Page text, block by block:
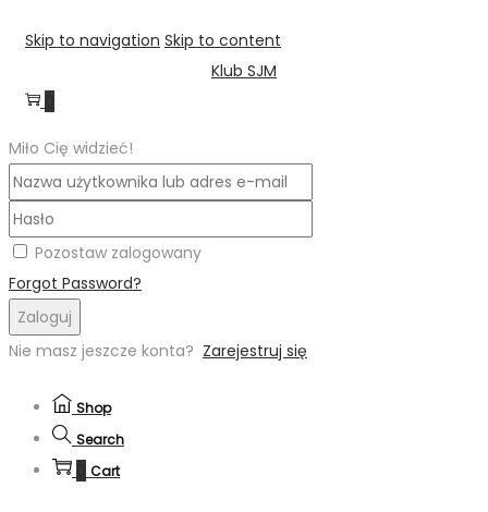
Skip to navigation Skip to content
Klub SJM
Miło Cię widzieć!
Pozostaw zalogowany
Forgot Password?
Zaloguj
Nie masz jeszcze konta? Zarejestruj się
Shop
Search
Cart